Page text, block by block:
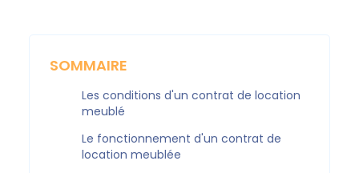
SOMMAIRE
Les conditions d'un contrat de location
meublé
Le fonctionnement d'un contrat de
location meublée